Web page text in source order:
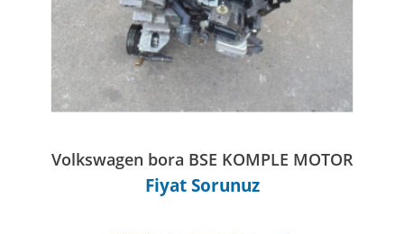
Volkswagen bora BSE KOMPLE MOTOR
Fiyat Sorunuz